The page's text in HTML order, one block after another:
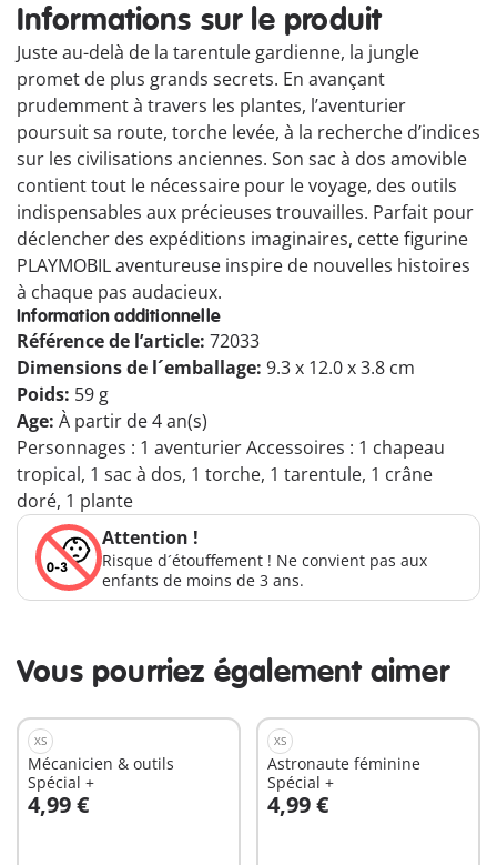
Informations sur le produit
Juste au-delà de la tarentule gardienne, la jungle
promet de plus grands secrets. En avançant
prudemment à travers les plantes, l’aventurier
poursuit sa route, torche levée, à la recherche d’indices
sur les civilisations anciennes. Son sac à dos amovible
contient tout le nécessaire pour le voyage, des outils
indispensables aux précieuses trouvailles. Parfait pour
déclencher des expéditions imaginaires, cette figurine
PLAYMOBIL aventureuse inspire de nouvelles histoires
à chaque pas audacieux.
Information additionnelle
Référence de l’article: 72033
Dimensions de l´emballage: 9.3 x 12.0 x 3.8 cm
Poids: 59 g
Age: À partir de 4 an(s)
Personnages : 1 aventurier Accessoires : 1 chapeau
tropical, 1 sac à dos, 1 torche, 1 tarentule, 1 crâne
doré, 1 plante
Attention !
Risque d´étouffement ! Ne convient pas aux
enfants de moins de 3 ans.
Vous pourriez également aimer
XS
Mécanicien & outils
Spécial +
4,99 €
Au panier
XS
Astronaute féminine
Spécial +
4,99 €
Au panier